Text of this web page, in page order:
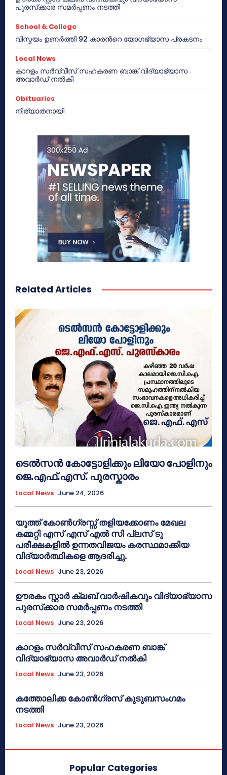
പുരസ്‌ക്കാര സമർപ്പണം നടത്തി
School & College
വിസ്മയം ഉണർത്തി 92 കാരൻറെ യോഗഭ്യാസ പ്രകടനം
Local News
കാറളം സർവ്വീസ് സഹകരണ ബാങ്ക് വിദ്യാഭ്യാസ
അവാർഡ് നൽകി
Obituaries
നിര്യാതനായി
Related Articles
ടെൽസൻ കോട്ടോളിക്കും ലിയോ പോളിനും
ജെ.എഫ്.എസ്. പുരസ്കാരം
Local News June 24, 2026
യൂത്ത് കോൺഗ്രസ്സ് തളിയക്കോണം മേഖല
കമ്മറ്റി എസ് എസ് എൽ സി പ്ലസ് ടു
പരീക്ഷകളിൽ ഉന്നതവിജയം കരസ്ഥമാക്കിയ
വിദ്യാർത്ഥികളെ ആദരിച്ചു.
Local News June 23, 2026
ഊരകം സ്റ്റാർ ക്ലബ് വാർഷികവും വിദ്യാഭ്യാസ
പുരസ്‌ക്കാര സമർപ്പണം നടത്തി
Local News June 23, 2026
കാറളം സർവ്വീസ് സഹകരണ ബാങ്ക്
വിദ്യാഭ്യാസ അവാർഡ് നൽകി
Local News June 23, 2026
കത്തോലിക്ക കോൺഗ്രസ് കുടുബസംഗമം
നടത്തി
Local News June 23, 2026
Popular Categories